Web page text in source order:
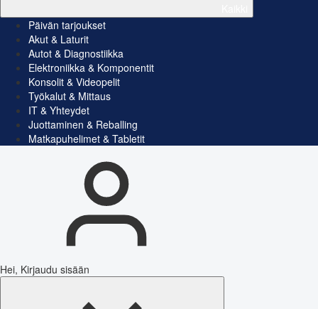
Päivän tarjoukset
Akut & Laturit
Autot & Diagnostiikka
Elektroniikka & Komponentit
Konsolit & Videopelit
Työkalut & Mittaus
IT & Yhteydet
Juottaminen & Reballing
Matkapuhelimet & Tabletit
Hei, Kirjaudu sisään